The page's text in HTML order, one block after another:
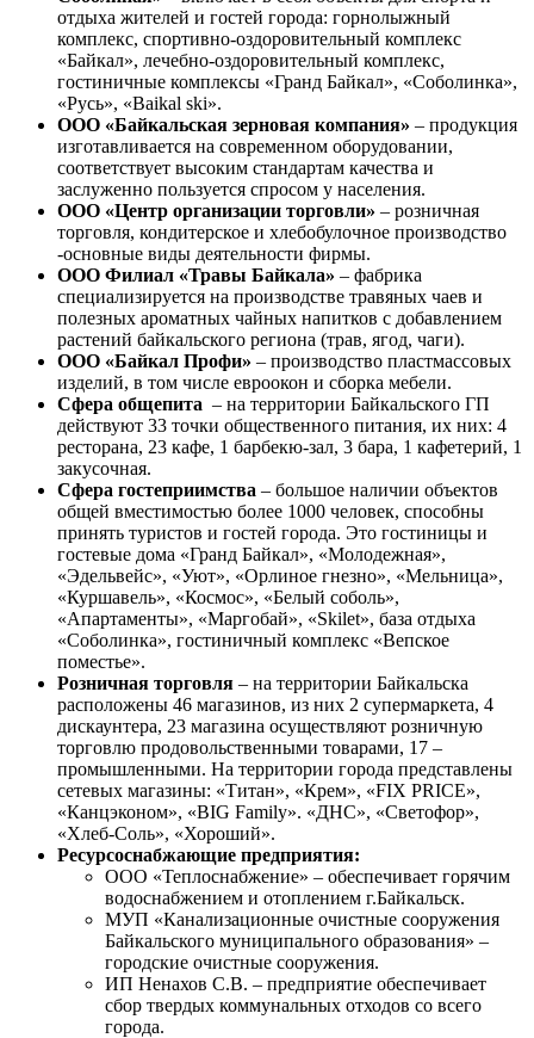
отдыха жителей и гостей города: горнолыжный
комплекс, спортивно-оздоровительный комплекс
«Байкал», лечебно-оздоровительный комплекс,
гостиничные комплексы «Гранд Байкал», «Соболинка»,
«Русь», «Baikal ski».
ООО «Байкальская зерновая компания» – продукция
изготавливается на современном оборудовании,
соответствует высоким стандартам качества и
заслуженно пользуется спросом у населения.
ООО «Центр организации торговли» – розничная
торговля, кондитерское и хлебобулочное производство
-основные виды деятельности фирмы.
ООО Филиал «Травы Байкала» – фабрика
специализируется на производстве травяных чаев и
полезных ароматных чайных напитков с добавлением
растений байкальского региона (трав, ягод, чаги).
ООО «Байкал Профи» – производство пластмассовых
изделий, в том числе евроокон и сборка мебели.
Сфера общепита – на территории Байкальского ГП
действуют 33 точки общественного питания, их них: 4
ресторана, 23 кафе, 1 барбекю-зал, 3 бара, 1 кафетерий, 1
закусочная.
Сфера гостеприимства – большое наличии объектов
общей вместимостью более 1000 человек, способны
принять туристов и гостей города. Это гостиницы и
гостевые дома «Гранд Байкал», «Молодежная»,
«Эдельвейс», «Уют», «Орлиное гнезно», «Мельница»,
«Куршавель», «Космос», «Белый соболь»,
«Апартаменты», «Маргобай», «Skilet», база отдыха
«Соболинка», гостиничный комплекс «Вепское
поместье».
Розничная торговля – на территории Байкальска
расположены 46 магазинов, из них 2 супермаркета, 4
дискаунтера, 23 магазина осуществляют розничную
торговлю продовольственными товарами, 17 –
промышленными. На территории города представлены
сетевых магазины: «Титан», «Крем», «FIX PRICE»,
«Канцэконом», «BIG Family». «ДНС», «Светофор»,
«Хлеб-Соль», «Хороший».
Ресурсоснабжающие предприятия:
ООО «Теплоснабжение» – обеспечивает горячим
водоснабжением и отоплением г.Байкальск.
МУП «Канализационные очистные сооружения
Байкальского муниципального образования» –
городские очистные сооружения.
ИП Ненахов С.В. – предприятие обеспечивает
сбор твердых коммунальных отходов со всего
города.